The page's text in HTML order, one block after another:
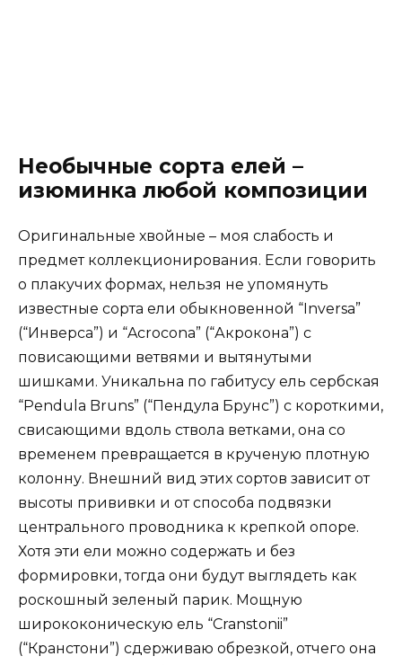
Необычные сорта елей –
изюминка любой композиции
Оригинальные хвойные – моя слабость и
предмет коллекционирования. Если говорить
о плакучих формах, нельзя не упомянуть
известные сорта ели обыкновенной “Inversa”
(“Инверса”) и “Acrocona” (“Акрокона”) с
повисающими ветвями и вытянутыми
шишками. Уникальна по габитусу ель сербская
“Pendula Bruns” (“Пендула Брунс”) с короткими,
свисающими вдоль ствола ветками, она со
временем превращается в крученую плотную
колонну. Внешний вид этих сортов зависит от
высоты прививки и от способа подвязки
центрального проводника к крепкой опоре.
Хотя эти ели можно содержать и без
формировки, тогда они будут выглядеть как
роскошный зеленый парик. Мощную
ширококоническую ель “Cranstonii”
(“Кранстони”) сдерживаю обрезкой, отчего она